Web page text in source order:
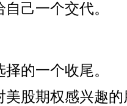
己一个交代。
的一个收尾。
美股期权感兴趣